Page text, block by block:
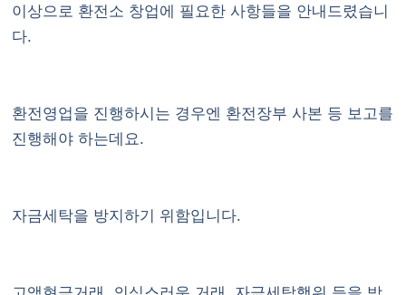
이상으로 환전소 창업에 필요한 사항들을 안내드렸습니
다.
환전영업을 진행하시는 경우엔 환전장부 사본 등 보고를
진행해야 하는데요.
자금세탁을 방지하기 위함입니다.